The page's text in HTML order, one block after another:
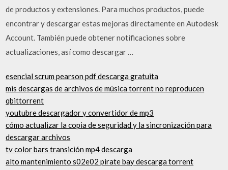
de productos y extensiones. Para muchos productos, puede
encontrar y descargar estas mejoras directamente en Autodesk
Account. También puede obtener notificaciones sobre
actualizaciones, así como descargar …
esencial scrum pearson pdf descarga gratuita
mis descargas de archivos de música torrent no reproducen
qbittorrent
youtubre descargador y convertidor de mp3
cómo actualizar la copia de seguridad y la sincronización para
descargar archivos
tv color bars transición mp4 descarga
alto mantenimiento s02e02 pirate bay descarga torrent